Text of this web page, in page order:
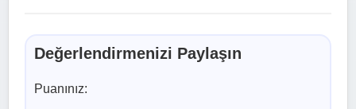
Değerlendirmenizi Paylaşın
Puanınız: